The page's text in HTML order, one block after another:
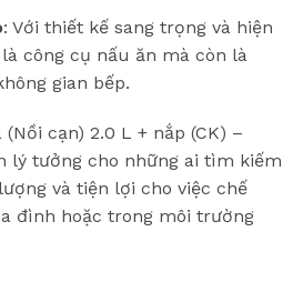
: Với thiết kế sang trọng và hiện
công cụ nấu ăn mà còn là
gian bếp.
cạn) 2.0 L + nắp (CK) –
lý tưởng cho những ai tìm kiếm
và tiện lợi cho việc chế
đình hoặc trong môi trường